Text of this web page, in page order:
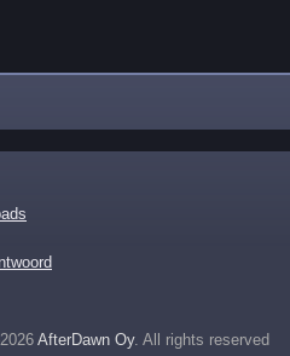
AfterDawn Oy. All rights reserved